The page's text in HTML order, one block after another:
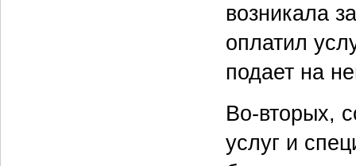
возникала
оплатил
подает на
Во-вторых,
услуг и